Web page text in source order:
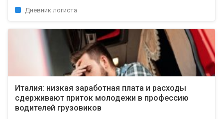
Дневник логиста
Италия: низкая заработная плата и расходы
сдерживают приток молодежи в профессию
водителей грузовиков